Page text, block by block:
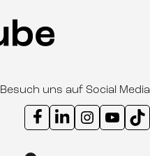
Besuch uns auf Social Media
Instagram Kanal digicube
Youtube Kanal